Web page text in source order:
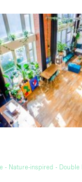
Studio
Bar / Cafe
Stall
- Nature-inspired -